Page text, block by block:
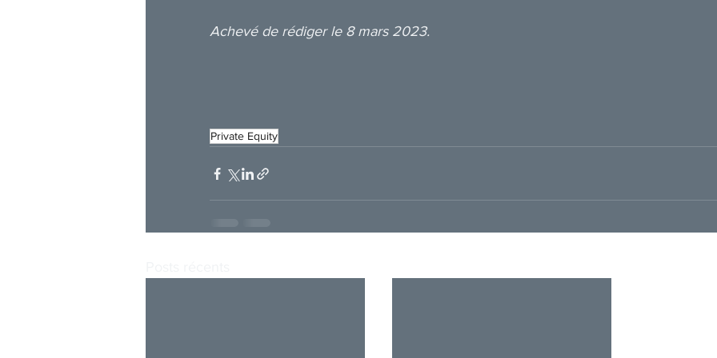
Achevé de rédiger le 8 mars 2023.
Private Equity